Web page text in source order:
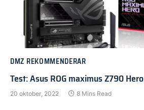
DMZ REKOMMENDERAR
Test: Asus ROG maximus Z790 Hero
20 oktober, 2022 8 Mins Read